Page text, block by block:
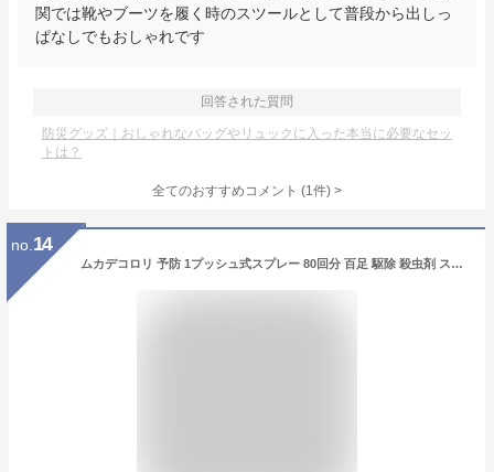
関では靴やブーツを履く時のスツールとして普段から出しっ
ぱなしでもおしゃれです
回答された質問
防災グッズ｜おしゃれなバッグやリュックに入った本当に必要なセッ
トは？
全てのおすすめコメント (1件) >
no. 14
ムカデコロリ 予防 1プッシュ式スプレー 80回分 百足 駆除 殺虫剤 スプレー(20ml)【ムカデコロリ】